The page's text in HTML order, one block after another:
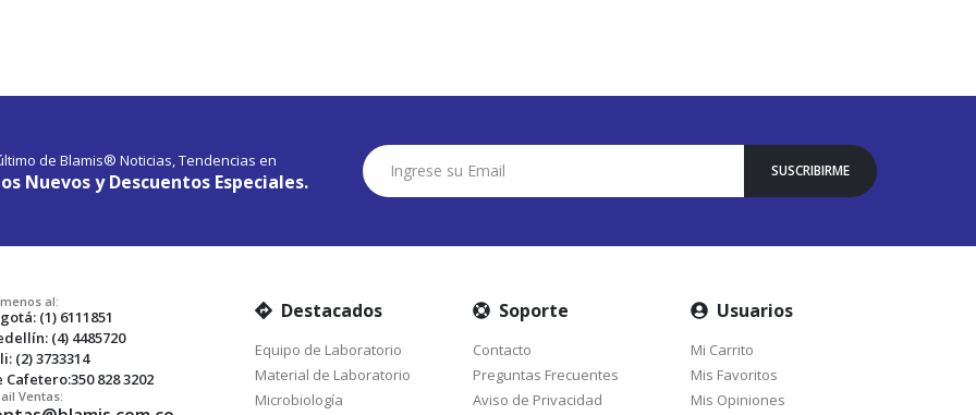
de Blamis® Noticias, Tendencias en
Nuevos y Descuentos Especiales.
Suscríbase
a
Nuestro
SUSCRIBIRME
al:
(1) 6111851
(4) 4485720
(2) 3733314
Cafetero:350 828 3202
Ventas:
Destacados
Equipo de Laboratorio
Material de Laboratorio
Microbiología
Soporte
Contacto
Preguntas Frecuentes
Aviso de Privacidad
Usuarios
Mi Carrito
Mis Favoritos
Mis Opiniones